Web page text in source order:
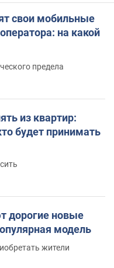
свои мобильные
на какой
предела
из квартир:
будет принимать
дорогие новые
модель
жители